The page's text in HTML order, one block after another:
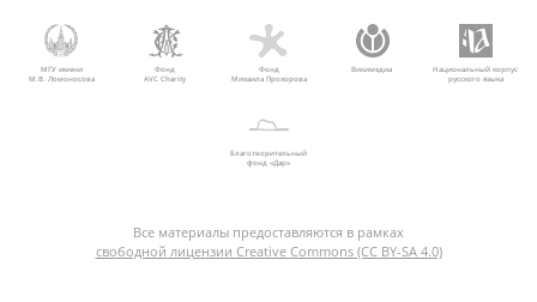
МГУ имени
М.В. Ломоносова
Фонд
AVC Charity
Фонд
Михаила Прохорова
Викимедиа
Национальный корпус
русского языка
Благотворительный
фонд «Дар»
Все материалы предоставляются в рамках
свободной лицензии Creative Commons (CC BY-SA 4.0)